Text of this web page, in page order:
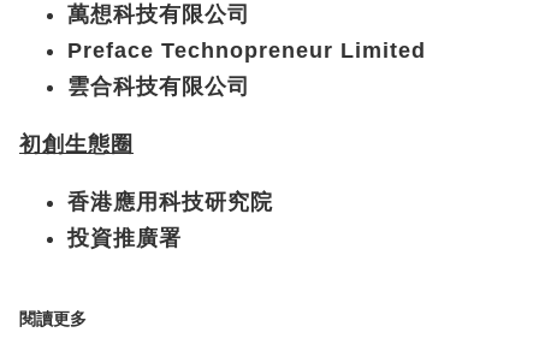
萬想科技有限公司
Preface Technopreneur Limited
雲合科技有限公司
初創生態圈
香港應用科技研究院
投資推廣署
閱讀更多